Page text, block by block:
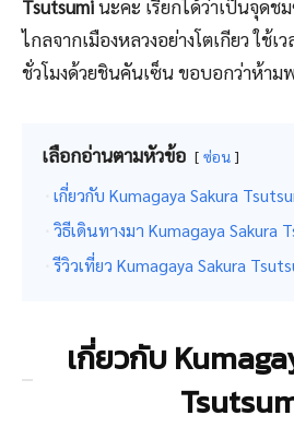
Tsutsumiนะคะ เรียกได้ว่าเป็นจุดช
ไกลจากเมืองหลวงอย่างโตเกียว ใช้
ชั่วโมงด้วยชินคันเซ็น ขอบอกว่าห้าม
เลือกอ่านตามหัวข้อ ซ่อน
เกี่ยวกับ Kumagaya Sakura
วิธีเดินทางมา Kumagaya Sakura
รีวิวเที่ยว Kumagaya Sakura
เกี่ยวกับ